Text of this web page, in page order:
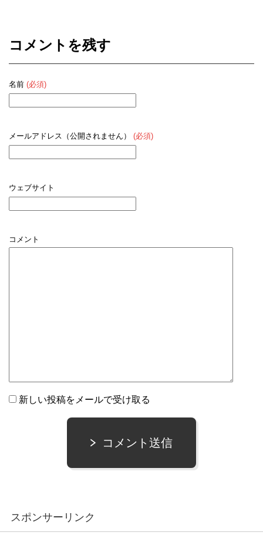
コメントを残す
名前 (必須)
メールアドレス（公開されません） (必須)
ウェブサイト
コメント
新しい投稿をメールで受け取る
コメント送信
スポンサーリンク